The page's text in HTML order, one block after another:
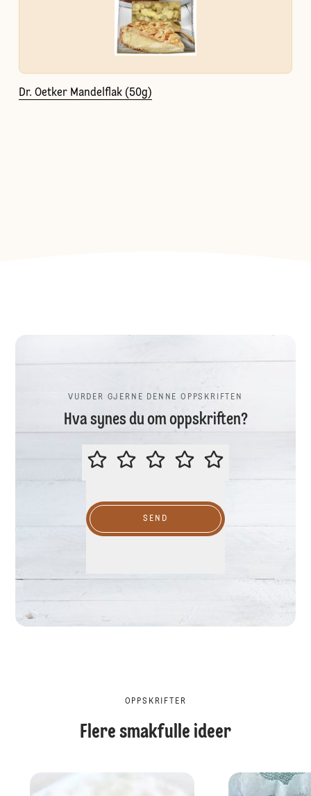
Dr. Oetker Mandelflak (50g)
VURDER GJERNE DENNE OPPSKRIFTEN
Hva synes du om oppskriften?
VURDER GJERNE DENNE
SEND
OPPSKRIFTER
Flere smakfulle ideer